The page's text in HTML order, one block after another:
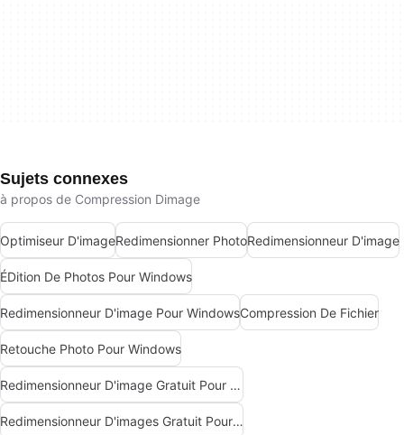
Sujets connexes
à propos de Compression Dimage
Optimiseur D'imageRedimensionner PhotoRedimensionneur D'image
ÉDition De Photos Pour Windows
Redimensionneur D'image Pour WindowsCompression De Fichier
Retouche Photo Pour Windows
Redimensionneur D'image Gratuit Pour Windows
Redimensionneur D'images Gratuit Pour Windows